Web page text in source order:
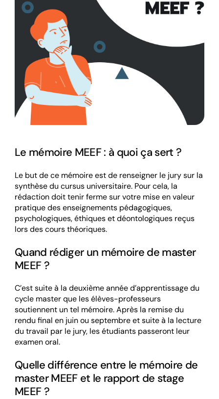
Le mémoire MEEF : à quoi ça sert ?
Le but de ce mémoire est de renseigner le jury sur la
synthèse du cursus universitaire. Pour cela, la
rédaction doit tenir ferme sur votre mise en valeur
pratique des enseignements pédagogiques,
psychologiques, éthiques et déontologiques reçus
lors des cours théoriques.
Quand rédiger un mémoire de master
MEEF ?
C’est suite à la deuxième année d’apprentissage du
cycle master que les élèves-professeurs
soutiennent un tel mémoire. Après la remise du
rendu final en juin ou septembre et suite à la lecture
du travail par le jury, les étudiants passeront leur
examen oral.
Quelle différence entre le mémoire de
master MEEF et le rapport de stage
MEEF ?